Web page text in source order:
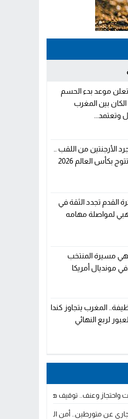
موعد بدء الحسم
بين المغرب
وتعتمد...
الأرجنتين من اللقب ..
بكأس العالم 2026
القدم تجدد الثقة في
لمواصلة مهامه
مسيرة المنتخب
مونديال أمريكا
المغرب يتجاوز كندا
لربع النهائي
وعنف.. توقيف هولندي بوجدة ملاحق
عن متورطين.. أمن الجديدة يفك خيوط